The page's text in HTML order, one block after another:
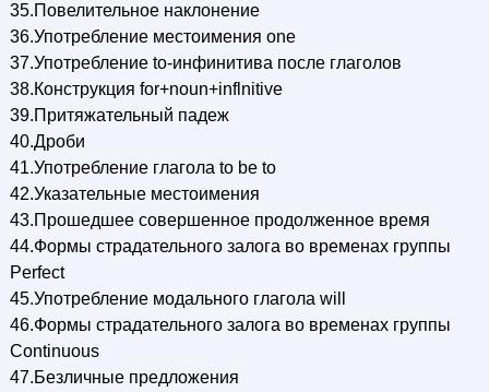
35.Повелительное наклонение
36.Употребление местоимения one
37.Употребление to-инфинитива после глаголов
38.Конструкция for+noun+inflnitive
39.Притяжательный падеж
40.Дроби
41.Употребление глагола to be to
42.Указательные местоимения
43.Прошедшее совершенное продолженное время
44.Формы страдательного залога во временах группы
Perfect
45.Употребление модального глагола will
46.Формы страдательного залога во временах группы
Continuous
47.Безличные предложения